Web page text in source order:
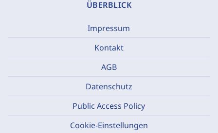
ÜBERBLICK
Impressum
Kontakt
AGB
Datenschutz
Public Access Policy
Cookie-Einstellungen